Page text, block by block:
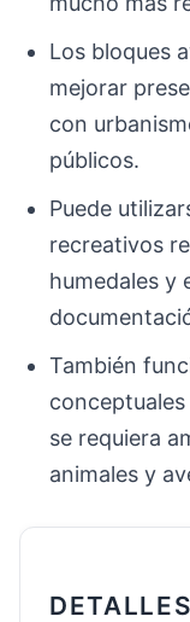
Los bloques
mejorar
con
públicos.
Puede
recreativos
humedales y
También
se requiera
animales y